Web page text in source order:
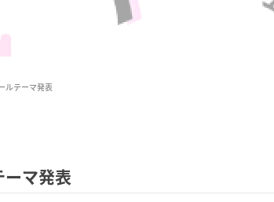
ルテーマ発表
マ発表